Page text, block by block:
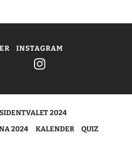
INSTAGRAM
2024
2024
KALENDER QUIZ